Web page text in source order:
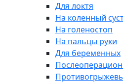
Для локтя
На коленный
На голеностоп
На пальцы руки
Для беременных